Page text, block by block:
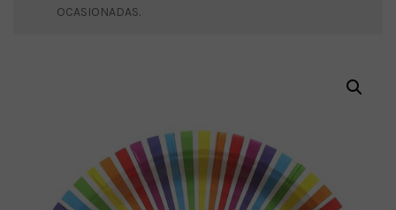
OCASIONADAS.